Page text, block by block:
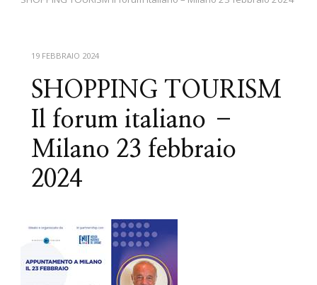
19 FEBBRAIO 2024
SHOPPING TOURISM
Il forum italiano –
Milano 23 febbraio
2024